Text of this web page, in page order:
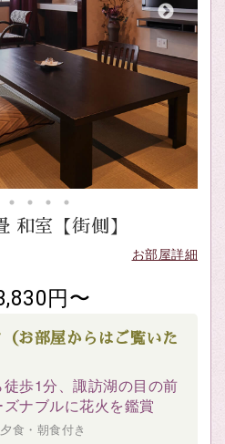
和室【街側】
お部屋詳細
円〜
お部屋からはご覧いた
歩1分、諏訪湖の目の前
ズナブルに花火を鑑賞
食・朝食付き